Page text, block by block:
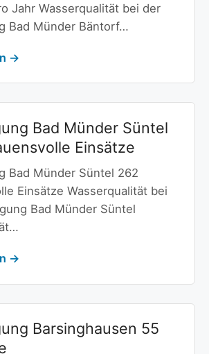
Jahr Wasserqualität bei der
Bad Münder Bäntorf…
→
Bad Münder Süntel
Einsätze
Bad Münder Süntel 262
Einsätze Wasserqualität bei
Bad Münder Süntel
→
Barsinghausen 55